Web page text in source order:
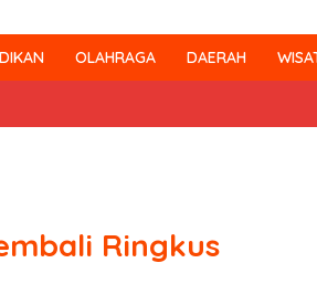
OLAHRAGA DAERAH
Ringkus